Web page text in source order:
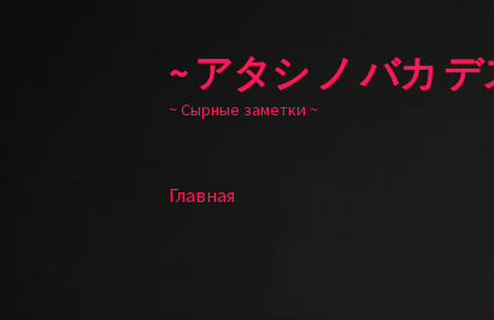
Перейти
навигации
Перейти
содержимому
~ アタシ ノ バカ デ
~ Сырные заметки ~
Главная